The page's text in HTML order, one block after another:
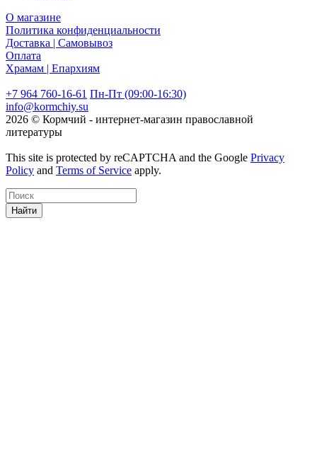
О магазине
Политика конфиденциальности
Доставка | Самовывоз
Оплата
Храмам | Епархиям
+7 964 760-16-61 Пн-Пт (09:00-16:30)
info@kormchiy.su
2026 © Кормчий - интернет-магазин православной
литературы
This site is protected by reCAPTCHA and the Google Privacy
Policy and Terms of Service apply.
Найти